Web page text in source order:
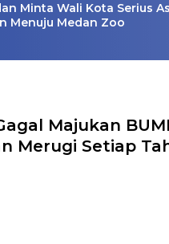
Minta Wali Kota Serius
Menuju Medan Zoo
Majukan
Merugi Setiap